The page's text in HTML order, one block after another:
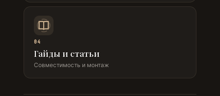
04
Гайды и статьи
Совместимость и монтаж